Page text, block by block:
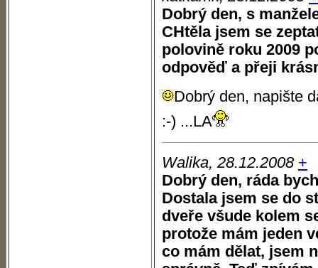
Dobrý den, s
CHtěla jsem se
polovině roku 2009
odpověď a přeji
Dobrý den, napište
:-) ...LA
Walika, 28.12.2008 +
Dobrý den, ráda
Dostala jsem se do
dveře všude kolem
protože mám jeden
co mám dělat, jsem